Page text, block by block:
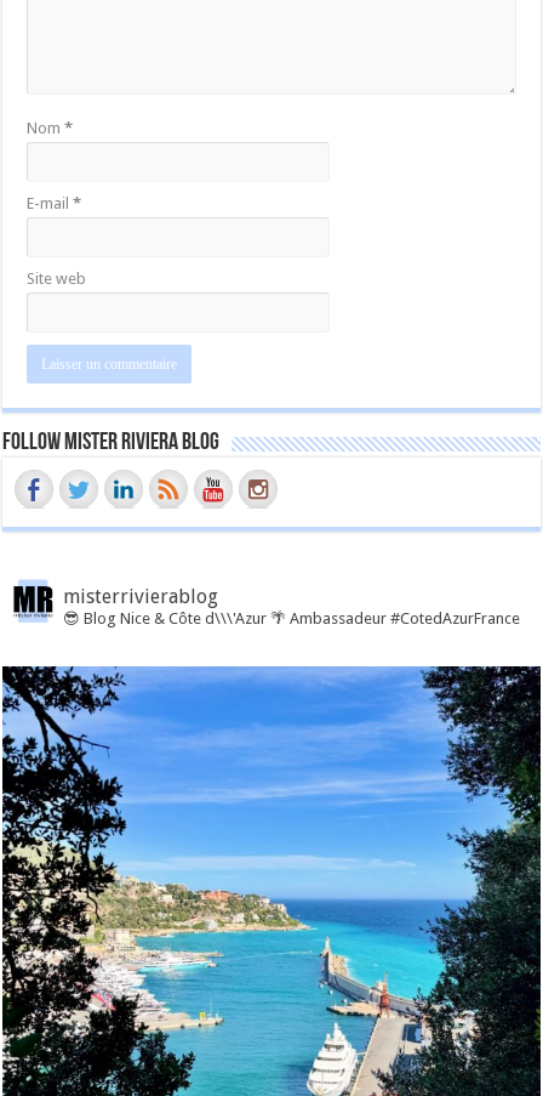
Nom*
E-mail*
Site web
Follow Mister Riviera Blog
misterrivierablog
😎 Blog Nice & Côte d\\\'Azur 🌴 Ambassadeur #CotedAzurFrance